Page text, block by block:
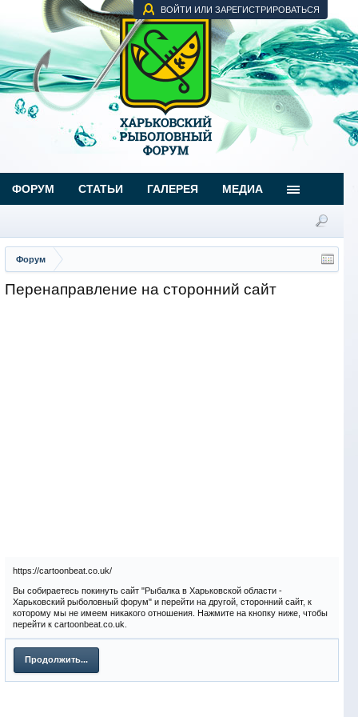
ВОЙТИ ИЛИ ЗАРЕГИСТРИРОВАТЬСЯ
Форум
Перенаправление на сторонний сайт
https://cartoonbeat.co.uk/
Вы собираетесь покинуть сайт "Рыбалка в Харьковской области -
Харьковский рыболовный форум" и перейти на другой, сторонний сайт, к
которому мы не имеем никакого отношения. Нажмите на кнопку ниже, чтобы
перейти к cartoonbeat.co.uk.
Продолжить...
ФОРУМ СТАТЬИ ГАЛЕРЕЯ МЕДИА